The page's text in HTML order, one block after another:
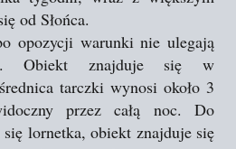
od Słońca.
opozycji warunki nie ulegają
Obiekt znajduje się w
tarczki wynosi około 3
przez całą noc. Do
lornetka, obiekt znajduje się